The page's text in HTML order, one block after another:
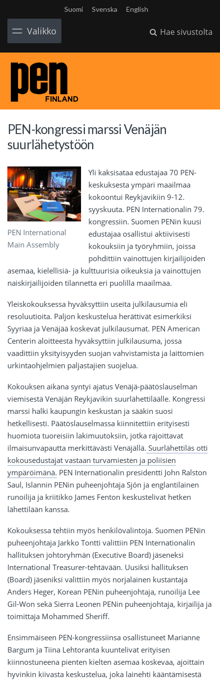
Suomi Svenska English
Valikko Hae sivustolta
PEN-kongressi marssi Venäjän
suurlähetystöön
PEN International
Main Assembly
Yli kaksisataa edustajaa 70 PEN-
keskuksesta ympäri maailmaa
kokoontui Reykjavikiin 9-12.
syyskuuta. PEN Internationalin 79.
kongressiin. Suomen PENin kuusi
edustajaa osallistui aktiivisesti
kokouksiin ja työryhmiin, joissa
pohdittiin vainottujen kirjailijoiden
asemaa, kielellisiä- ja kulttuurisia oikeuksia ja vainottujen
naiskirjailijoiden tilannetta eri puolilla maailmaa.
Yleiskokouksessa hyväksyttiin useita julkilausumia eli
resoluutioita. Paljon keskustelua herättivät esimerkiksi
Syyriaa ja Venäjää koskevat julkilausumat. PEN American
Centerin aloitteesta hyväksyttiin julkilausuma, jossa
vaadittiin yksityisyyden suojan vahvistamista ja laittomien
urkintaohjelmien paljastajien suojelua.
Kokouksen aikana syntyi ajatus Venäjä-päätöslauselman
viemisestä Venäjän Reykjavikin suurlähettiläälle. Kongressi
marssi halki kaupungin keskustan ja sääkin suosi
hetkellisesti. Päätöslauselmassa kiinnitettiin erityisesti
huomiota tuoreisiin lakimuutoksiin, jotka rajoittavat
ilmaisunvapautta merkittävästi Venäjällä. Suurlähettiläs otti
kokousedustajat vastaan turvamiesten ja poliisien
ympäröimänä. PEN Internationalin presidentti John Ralston
Saul, Islannin PENin puheenjohtaja Sjón ja englantilainen
runoilija ja kriitikko James Fenton keskustelivat hetken
lähettilään kanssa.
Kokouksessa tehtiin myös henkilövalintoja. Suomen PENin
puheenjohtaja Jarkko Tontti valittiin PEN Internationalin
hallituksen johtoryhmän (Executive Board) jäseneksi
International Treasurer-tehtävään. Uusiksi hallituksen
(Board) jäseniksi valittiin myös norjalainen kustantaja
Anders Heger, Korean PENin puheenjohtaja, runoilija Lee
Gil-Won sekä Sierra Leonen PENin puheenjohtaja, kirjailija ja
toimittaja Mohammed Sheriff.
Ensimmäiseen PEN-kongressiinsa osallistuneet Marianne
Bargum ja Tiina Lehtoranta kuuntelivat erityisen
kiinnostuneena pienten kielten asemaa koskevaa, ajoittain
hyvinkin kiivasta keskustelua, joka lainehti kääntämisestä